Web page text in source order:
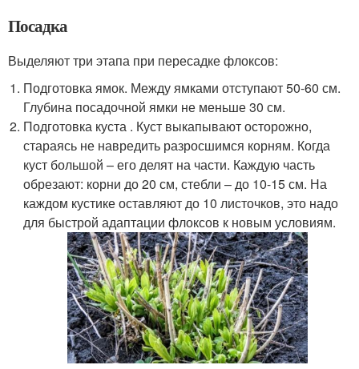
Посадка
Выделяют три этапа при пересадке флоксов:
Подготовка ямок. Между ямками отступают 50-60 см.
Глубина посадочной ямки не меньше 30 см.
Подготовка куста . Куст выкапывают осторожно,
стараясь не навредить разросшимся корням. Когда
куст большой – его делят на части. Каждую часть
обрезают: корни до 20 см, стебли – до 10-15 см. На
каждом кустике оставляют до 10 листочков, это надо
для быстрой адаптации флоксов к новым условиям.